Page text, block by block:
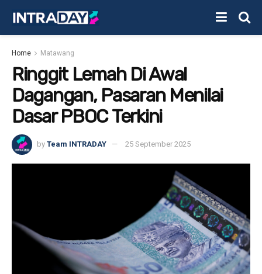
Home Matawang
Ringgit Lemah Di Awal
Dagangan, Pasaran Menilai
Dasar PBOC Terkini
by Team INTRADAY 25 September 2025